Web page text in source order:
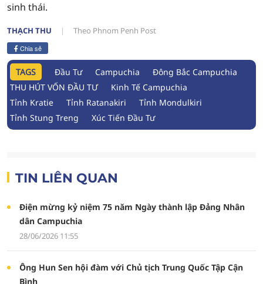
sinh thái.
THẠCH THU Theo Phnom Penh Post
Chia sẻ
TAGS Đầu Tư Campuchia
Đông Bắc Campuchia
THU HÚT VỐN ĐẦU TƯ
Kinh Tế Campuchia
Tỉnh Kratie
Tỉnh Ratanakiri
Tỉnh Mondulkiri
Tỉnh Stung Treng
Xúc Tiến Đầu Tư
TIN LIÊN QUAN
Điện mừng kỷ niệm 75 năm Ngày thành lập Đảng Nhân
dân Campuchia
28/06/2026 11:55
Ông Hun Sen hội đàm với Chủ tịch Trung Quốc Tập Cận
Bình